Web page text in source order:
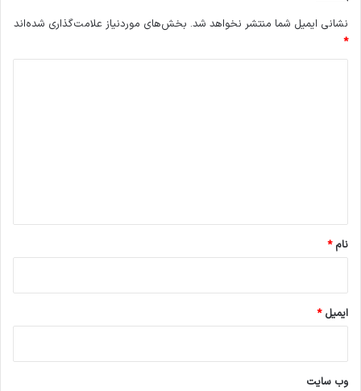
نشانی ایمیل شما منتشر نخواهد شد. بخش‌های موردنیاز علامت‌گذاری شده‌اند
*
نام*
ایمیل*
وب‌ سایت